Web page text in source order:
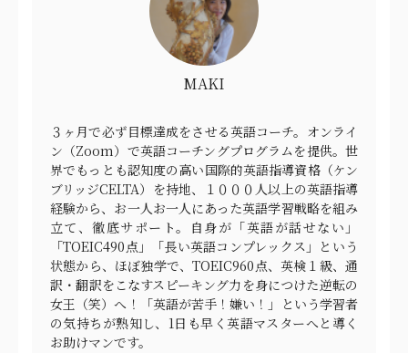
MAKI
３ヶ月で必ず目標達成をさせる英語コーチ。オンライ
ン（Zoom）で英語コーチングプログラムを提供。世
界でもっとも認知度の高い国際的英語指導資格（ケン
ブリッジCELTA）を持地、１０００人以上の英語指導
経験から、お一人お一人にあった英語学習戦略を組み
立て、徹底サポート。自身が「英語が話せない」
「TOEIC490点」「長い英語コンプレックス」という
状態から、ほぼ独学で、TOEIC960点、英検１級、通
訳・翻訳をこなすスピーキング力を身につけた逆転の
女王（笑）へ！「英語が苦手！嫌い！」という学習者
の気持ちが熟知し、1日も早く英語マスターへと導く
お助けマンです。